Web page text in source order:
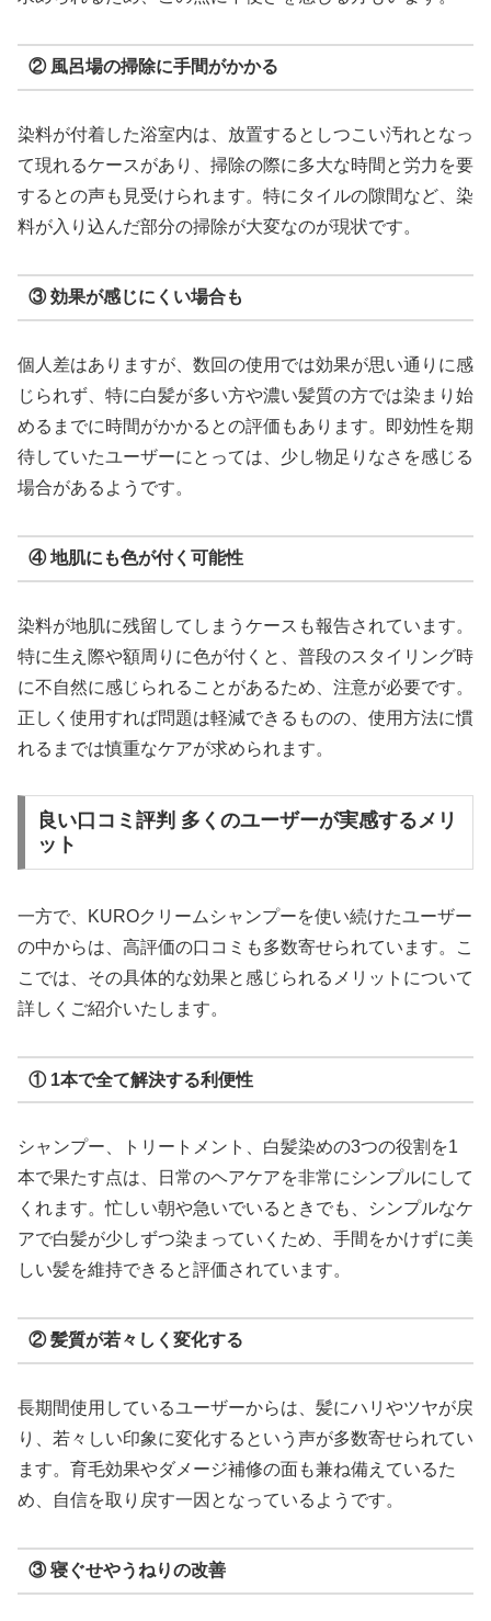
② 風呂場の掃除に手間がかかる
染料が付着した浴室内は、放置するとしつこい汚れとなっ
て現れるケースがあり、掃除の際に多大な時間と労力を要
するとの声も見受けられます。特にタイルの隙間など、染
料が入り込んだ部分の掃除が大変なのが現状です。
③ 効果が感じにくい場合も
個人差はありますが、数回の使用では効果が思い通りに感
じられず、特に白髪が多い方や濃い髪質の方では染まり始
めるまでに時間がかかるとの評価もあります。即効性を期
待していたユーザーにとっては、少し物足りなさを感じる
場合があるようです。
④ 地肌にも色が付く可能性
染料が地肌に残留してしまうケースも報告されています。
特に生え際や額周りに色が付くと、普段のスタイリング時
に不自然に感じられることがあるため、注意が必要です。
正しく使用すれば問題は軽減できるものの、使用方法に慣
れるまでは慎重なケアが求められます。
良い口コミ評判 多くのユーザーが実感するメリ
ット
一方で、KUROクリームシャンプーを使い続けたユーザー
の中からは、高評価の口コミも多数寄せられています。こ
こでは、その具体的な効果と感じられるメリットについて
詳しくご紹介いたします。
① 1本で全て解決する利便性
シャンプー、トリートメント、白髪染めの3つの役割を1
本で果たす点は、日常のヘアケアを非常にシンプルにして
くれます。忙しい朝や急いでいるときでも、シンプルなケ
アで白髪が少しずつ染まっていくため、手間をかけずに美
しい髪を維持できると評価されています。
② 髪質が若々しく変化する
長期間使用しているユーザーからは、髪にハリやツヤが戻
り、若々しい印象に変化するという声が多数寄せられてい
ます。育毛効果やダメージ補修の面も兼ね備えているた
め、自信を取り戻す一因となっているようです。
③ 寝ぐせやうねりの改善